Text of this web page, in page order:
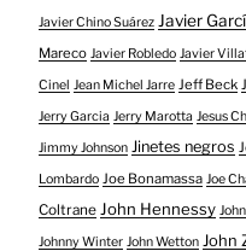
Javier Chino Suárez Javier
Mareco Javier Robledo Javier
Cinel Jean Michel Jarre Jeff Beck
Jerry Garcia Jerry Marotta Jesus
Jimmy Johnson Jinetes negros
Lombardo Joe Bonamassa Joe
Coltrane John Hennessy
Johnny Winter John Wetton John